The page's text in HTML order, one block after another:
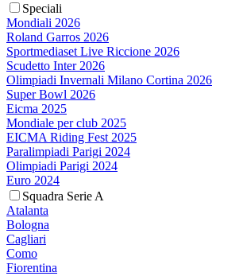
Speciali
Mondiali 2026
Roland Garros 2026
Sportmediaset Live Riccione 2026
Scudetto Inter 2026
Olimpiadi Invernali Milano Cortina 2026
Super Bowl 2026
Eicma 2025
Mondiale per club 2025
EICMA Riding Fest 2025
Paralimpiadi Parigi 2024
Olimpiadi Parigi 2024
Euro 2024
Squadra Serie A
Atalanta
Bologna
Cagliari
Como
Fiorentina